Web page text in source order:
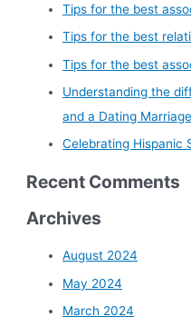
Tips for the best
Tips for the best
Tips for the best
Understanding the
and a Dating Marriage
Celebrating Hispanic
Recent Comments
Archives
August 2024
May 2024
March 2024